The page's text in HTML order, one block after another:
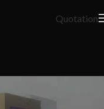
Quotation